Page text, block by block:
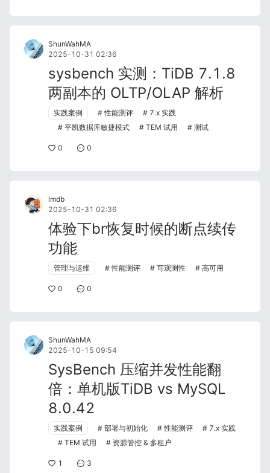
ShunWahMA
2025-10-31 02:36
sysbench 实测：TiDB 7.1.8
两副本的 OLTP/OLAP 解析
实践案例 性能测评
7.x 实践
平凯数据库敏捷模式
TEM 试用 测试
0 0
lmdb
2025-10-31 02:36
体验下br恢复时候的断点续传
功能
管理与运维 性能测评 可观测性 高可用
0 0
ShunWahMA
2025-10-15 09:54
SysBench 压缩并发性能翻
倍：单机版TiDB vs MySQL
8.0.42
实践案例 部署与初始化 性能测评
7.x 实践
TEM 试用
资源管控 & 多租户
1 3